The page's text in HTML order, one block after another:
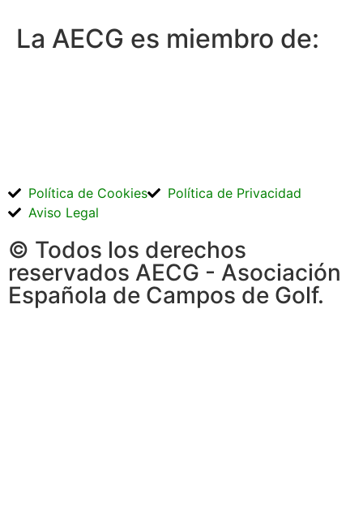
La AECG es miembro de:
© Todos los derechos
reservados AECG - Asociación
Española de Campos de Golf.
Política de Cookies
Política de Privacidad
Aviso Legal